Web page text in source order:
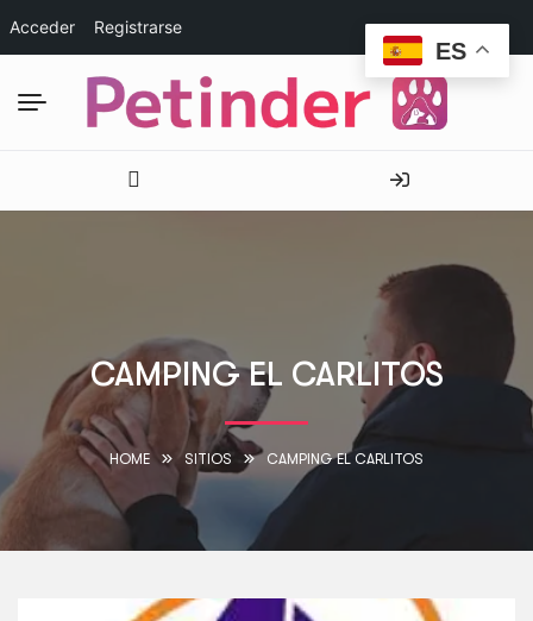
Acceder Registrarse
CAMPING EL CARLITOS
HOME SITIOS CAMPING EL CARLITOS
ES